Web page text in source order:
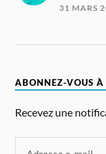
31 MARS
ABONNEZ-VOUS À
Recevez une